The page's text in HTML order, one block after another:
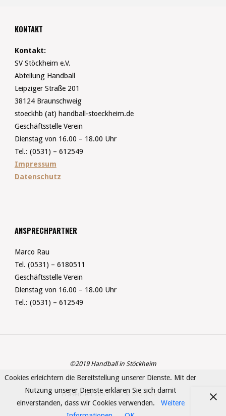
KONTAKT
Kontakt:
SV Stöckheim e.V.
Abteilung Handball
Leipziger Straße 201
38124 Braunschweig
stoeckhb (at) handball-stoeckheim.de
Geschäftsstelle Verein
Dienstag von 16.00 – 18.00 Uhr
Tel.: (0531) – 612549
Impressum
Datenschutz
ANSPRECHPARTNER
Marco Rau
Tel. (0531) – 6180511
Geschäftsstelle Verein
Dienstag von 16.00 – 18.00 Uhr
Tel.: (0531) – 612549
©2019 Handball in Stöckheim
Präsentiert von Fluida& WordPress.
Cookies erleichtern die Bereitstellung unserer Dienste. Mit der
Nutzung unserer Dienste erklären Sie sich damit
einverstanden, dass wir Cookies verwenden.
Weitere